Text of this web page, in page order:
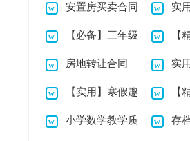
篇
课稿 作文合
安置房买卖合同
(14篇)
实
学作文4
【必备】三年级
小学作文4篇
【
学作文
房地转让合同 实
教案四
【实用】寒假趣
事小学作文四篇
【
文300
小学数学教学质 存